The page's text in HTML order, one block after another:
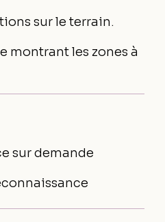
sur le terrain.
montrant les zones à
sur demande